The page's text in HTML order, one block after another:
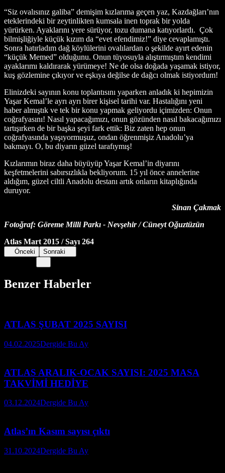
“Siz ovalısınız galiba” demişim kızlarıma geçen yaz, Kazdağları’nın
eteklerindeki bir zeytinlikten kumsala inen toprak bir yolda
yürürken. Ayaklarını yere sürüyor, tozu dumana katıyorlardı. Çok
bilmişliğiyle küçük kızım da “evet efendimiz!” diye cevaplamıştı.
Sonra hatırladım dağ köylülerini ovalılardan o şekilde ayırt edenin
“küçük Memed” olduğunu. Onun tüyosuyla alıştırmıştım kendimi
ayaklarımı kaldırarak yürümeye! Ne de olsa doğada yaşamak istiyor,
kuş gözlemine çıkıyor ve eşkıya değilse de dağcı olmak istiyordum!
Elinizdeki sayının konu toplantısını yaparken anladık ki hepimizin
Yaşar Kemal’le ayrı ayrı birer kişisel tarihi var. Hastalığını yeni
haber almıştık ve tek bir konu yapmak geliyordu içimizden: Onun
coğrafyasını! Nasıl yapacağımızı, onun gözünden nasıl bakacağımızı
tartışırken de bir başka şeyi fark ettik: Biz zaten hep onun
coğrafyasında yaşıyormuşuz, ondan öğrenmişiz Anadolu’ya
bakmayı. O, bu diyarın güzel tarafıymış!
Kızlarımın biraz daha büyüyüp Yaşar Kemal’in diyarını
keşfetmelerini sabırsızlıkla bekliyorum. 15 yıl önce annelerine
aldığım, güzel ciltli Anadolu destanı artık onların kitaplığında
duruyor.
Sinan Çakmak
Fotoğraf: Göreme Milli Parkı - Nevşehir / Cüneyt Oğuztüzün
Atlas Mart 2015 / Sayı 264
Önceki Sonraki
Benzer Haberler
ATLAS ŞUBAT 2025 SAYISI
04.02.2025Dergide Bu Ay
ATLAS ARALIK-OCAK SAYISI: 2025 MASA
TAKVİMİ HEDİYE
03.12.2024Dergide Bu Ay
Atlas’ın Kasım sayısı çıktı
31.10.2024Dergide Bu Ay